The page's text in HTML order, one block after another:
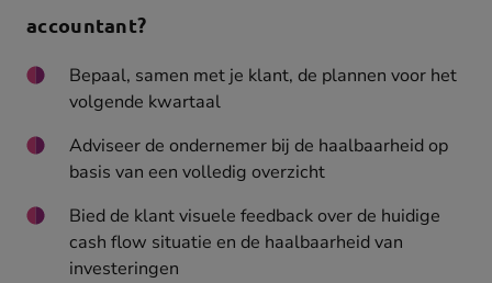
accountant?
Bepaal, samen met je klant, de plannen voor het
volgende kwartaal
Adviseer de ondernemer bij de haalbaarheid op
basis van een volledig overzicht
Bied de klant visuele feedback over de huidige
cash flow situatie en de haalbaarheid van
investeringen